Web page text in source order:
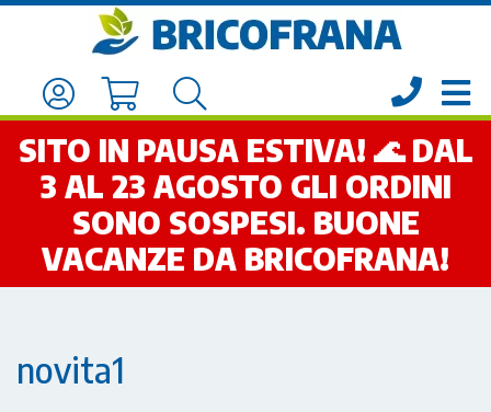
SITO IN PAUSA ESTIVA! 🌊 DAL
3 AL 23 AGOSTO GLI ORDINI
SONO SOSPESI. BUONE
VACANZE DA BRICOFRANA!
novita1